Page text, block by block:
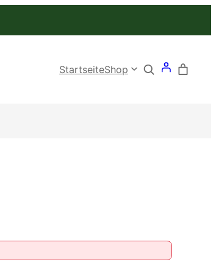
StartseiteShop Search